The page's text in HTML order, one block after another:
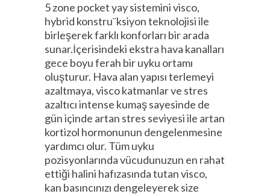
5 zone pocket yay sistemini visco,
hybrid konstru¨ksiyon teknolojisi ile
birleşerek farklı konforları bir arada
sunar.İçerisindeki ekstra hava kanalları
gece boyu ferah bir uyku ortamı
oluşturur. Hava alan yapısı terlemeyi
azaltmaya, visco katmanlar ve stres
azaltıcı intense kumaş sayesinde de
gün içinde artan stres seviyesi ile artan
kortizol hormonunun dengelenmesine
yardımcı olur. Tüm uyku
pozisyonlarında vücudunuzun en rahat
ettiği halini hafızasında tutan visco,
kan basıncınızı dengeleyerek size